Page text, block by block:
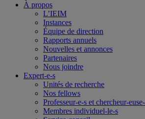
À propos
L’IEIM
Instances
Équipe de direction
Rapports annuels
Nouvelles et annonces
Partenaires
Nous joindre
Expert-e-s
Unités de recherche
Nos fellows
Professeur-e-s et chercheur-euse-
Membres individuel-le-s